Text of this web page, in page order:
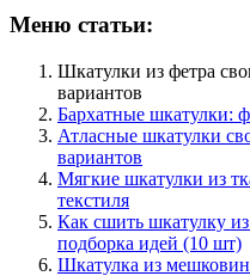
Меню статьи:
Шкатулки из фетра
вариантов
Бархатные шкатулки:
Атласные шкатулки
вариантов
Мягкие шкатулки из
текстиля
Как сшить шкатулку
подборка идей (10 шт)
Шкатулка из